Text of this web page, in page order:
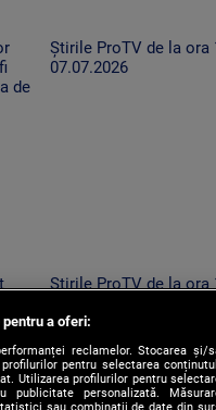
de
Știrile ProTV de la ora
07.07.2026
Știrile ProTV de la ora
a oferi:
reclamelor. Stocarea și/
pentru selectarea
Utilizarea profilurilor pentru
publicitate personalizată.